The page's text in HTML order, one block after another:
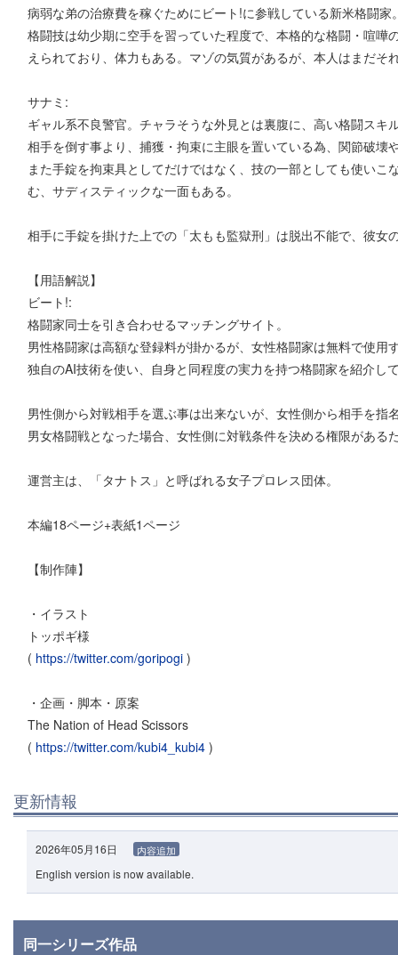
病弱な弟の治療費を稼ぐためにビート!に参戦している新米格闘家
格闘技は幼少期に空手を習っていた程度で、本格的な格闘・喧嘩
えられており、体力もある。マゾの気質があるが、本人はまだそ
サナミ:
ギャル系不良警官。チャラそうな外見とは裏腹に、高い格闘スキ
相手を倒す事より、捕獲・拘束に主眼を置いている為、関節破壊
また手錠を拘束具としてだけではなく、技の一部としても使い
む、サディスティックな一面もある。
相手に手錠を掛けた上での「太もも監獄刑」は脱出不能で、彼女
【用語解説】
ビート!:
格闘家同士を引き合わせるマッチングサイト。
男性格闘家は高額な登録料が掛かるが、女性格闘家は無料で使用
独自のAI技術を使い、自身と同程度の実力を持つ格闘家を紹介し
男性側から対戦相手を選ぶ事は出来ないが、女性側から相手を指
男女格闘戦となった場合、女性側に対戦条件を決める権限がある
運営主は、「タナトス」と呼ばれる女子プロレス団体。
本編18ページ+表紙1ページ
【制作陣】
・イラスト
トッポギ様
( https://twitter.com/goripogi )
・企画・脚本・原案
The Nation of Head Scissors
( https://twitter.com/kubi4_kubi4 )
更新情報
2026年05月16日 内容追加
English version is now available.
同一シリーズ作品